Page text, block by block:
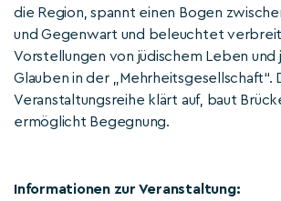
die Region, spannt einen Bogen
und Gegenwart und beleuchtet
Vorstellungen von jüdischem Leben und
Glauben in der „Mehrheitsgesellschaft“.
Veranstaltungsreihe klärt auf, baut
ermöglicht Begegnung.
Informationen zur Veranstaltung: